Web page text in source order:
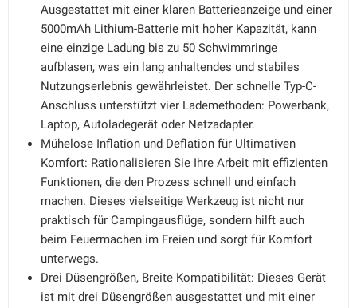
Ausgestattet mit einer klaren Batterieanzeige und einer
5000mAh Lithium-Batterie mit hoher Kapazität, kann
eine einzige Ladung bis zu 50 Schwimmringe
aufblasen, was ein lang anhaltendes und stabiles
Nutzungserlebnis gewährleistet. Der schnelle Typ-C-
Anschluss unterstützt vier Lademethoden: Powerbank,
Laptop, Autoladegerät oder Netzadapter.
Mühelose Inflation und Deflation für Ultimativen
Komfort: Rationalisieren Sie Ihre Arbeit mit effizienten
Funktionen, die den Prozess schnell und einfach
machen. Dieses vielseitige Werkzeug ist nicht nur
praktisch für Campingausflüge, sondern hilft auch
beim Feuermachen im Freien und sorgt für Komfort
unterwegs.
Drei Düsengrößen, Breite Kompatibilität: Dieses Gerät
ist mit drei Düsengrößen ausgestattet und mit einer